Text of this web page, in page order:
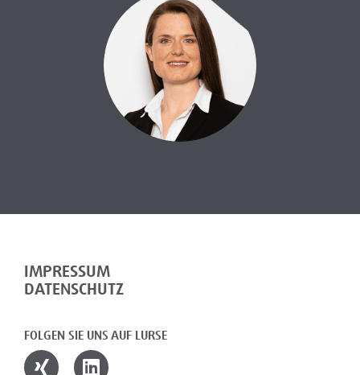
IMPRESSUM
DATENSCHUTZ
FOLGEN SIE UNS AUF LURSE